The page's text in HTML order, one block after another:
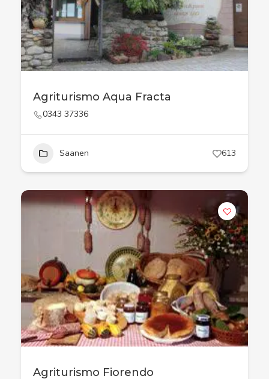
Agriturismo Aqua Fracta
0343 37336
Saanen 613
Agriturismo Fiorendo